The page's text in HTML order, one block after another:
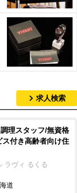
求人検索
調理スタッフ/無資格
付き高齢者向け住
ラヴィ るくる
道